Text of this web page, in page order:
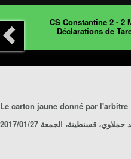
CS Constantine 2 - 2
Déclarations de
Le carton jaune donné par